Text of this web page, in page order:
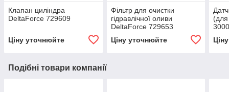
Клапан циліндра
DeltaForce 729609
Ціну уточнюйте
Фільтр для очистки
гідравлічної оливи
DeltaForce 729653
Ціну уточнюйте
(для
Подібні товари компанії